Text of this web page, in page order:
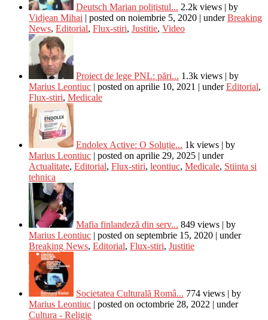
Deutsch Marian polițistul... 2.2k views | by
Vidjean Mihai | posted on noiembrie 5, 2020 | underBreaking
News, Editorial, Flux-stiri, Justitie, Video
Proiect de lege PNL: pări... 1.3k views | by
Marius Leontiuc | posted on aprilie 10, 2021 | underEditorial,
Flux-stiri, Medicale
Endolex Active: O Soluție... 1k views | by
Marius Leontiuc | posted on aprilie 29, 2025 | under
Actualitate, Editorial, Flux-stiri, leontiuc, Medicale, Stiinta si
tehnica
Mafia finlandeză din serv... 849 views | by
Marius Leontiuc | posted on septembrie 15, 2020 | under
Breaking News, Editorial, Flux-stiri, Justitie
Societatea Culturală Româ... 774 views | by
Marius Leontiuc | posted on octombrie 28, 2022 | under
Cultura - Religie